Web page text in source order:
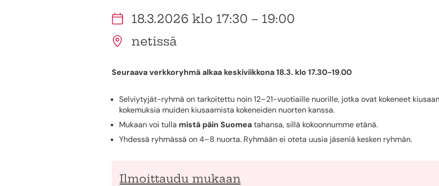
18.3.2026 klo 17:30 – 19:00
netissä
Seuraava verkkoryhmä alkaa keskiviikkona 18.3. klo 17.30-19.00
Selviytyjät-ryhmä on tarkoitettu noin 12–21-vuotiaille nuorille, jotka ovat kokeneet
kokemuksia muiden kiusaamista kokeneiden nuorten kanssa.
Mukaan voi tulla mistä päin Suomeatahansa, sillä kokoonnumme etänä.
Yhdessä ryhmässä on 4–8 nuorta. Ryhmään ei oteta uusia jäseniä kesken ryhmän.
Ilmoittaudu mukaan